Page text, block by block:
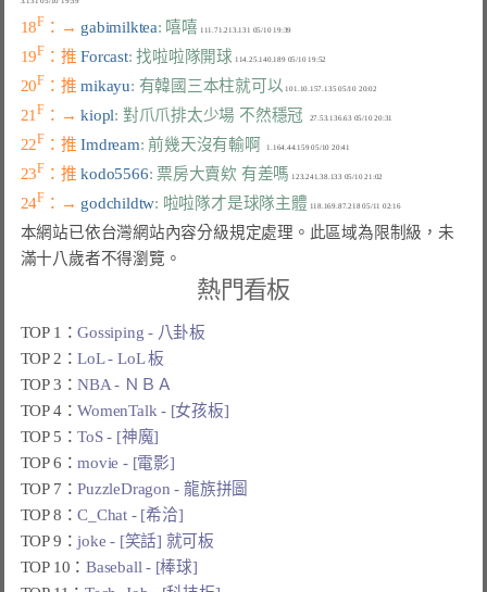
18F ：→ gabimilktea: 嘻嘻
19F ：推 Forcast: 找啦啦隊開球
20F ：推 mikayu: 有韓國三本柱就可以
21F ：→ kiopl: 對爪爪排太少場 不然穩冠
22F ：推 Imdream: 前幾天沒有輸啊
23F ：推 kodo5566: 票房大賣欸 有差嗎
24F ：→ godchildtw: 啦啦隊才是球隊主體 118.169.87.218 05/11 02:16
本網站已依台灣網站內容分級規定處理。此區域為限制級，未
滿十八歲者不得瀏覽。
熱門看板
TOP 1：Gossiping - 八卦板
TOP 2：LoL - LoL 板
TOP 3：NBA - ＮＢＡ
TOP 4：WomenTalk - [女孩板]
TOP 5：ToS - [神魔]
TOP 6：movie - [電影]
TOP 7：PuzzleDragon - 龍族拼圖
TOP 8：C_Chat - [希洽]
TOP 9：joke - [笑話] 就可板
TOP 10：Baseball - [棒球]